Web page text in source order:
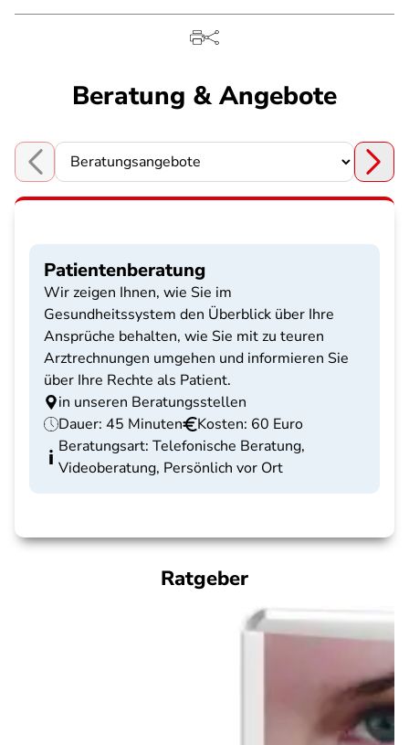
Beratung & Angebote
Choose a section
Patientenberatung
Wir zeigen Ihnen, wie Sie im
Gesundheitssystem den Überblick über Ihre
Ansprüche behalten, wie Sie mit zu teuren
Arztrechnungen umgehen und informieren Sie
über Ihre Rechte als Patient.
in unseren Beratungsstellen
Dauer: 45 Minuten
Kosten: 60 Euro
Beratungsart: Telefonische Beratung,
Videoberatung, Persönlich vor Ort
Ratgeber